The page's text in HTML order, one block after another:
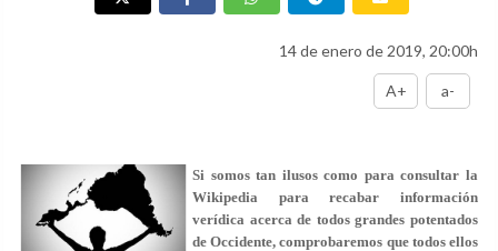
14 de enero de 2019, 20:00h
A+ a-
Si somos tan ilusos como para consultar la
Wikipedia para recabar información
verídica acerca de todos grandes potentados
de Occidente, comprobaremos que todos ellos